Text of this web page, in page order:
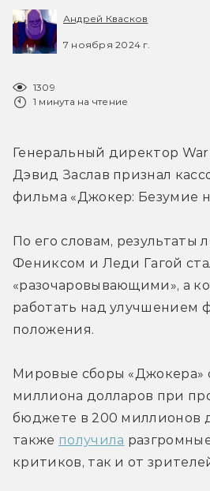
Андрей Квасков
7 ноября 2024 г.
1309
1 минута на чтение
Генеральный директор
Дэвид Заслав признал
фильма «Джокер: Безумие
По его словам, результаты
Фениксом и Леди Гагой
«разочаровывающими», а
работать над улучшением
положения.
Мировые сборы «Джокера»
миллиона долларов при
бюджете в 200 миллионов
также получила
критиков, так и от